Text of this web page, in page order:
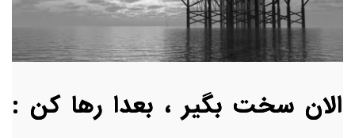
الان سخت بگیر ، بعدا رها کن :